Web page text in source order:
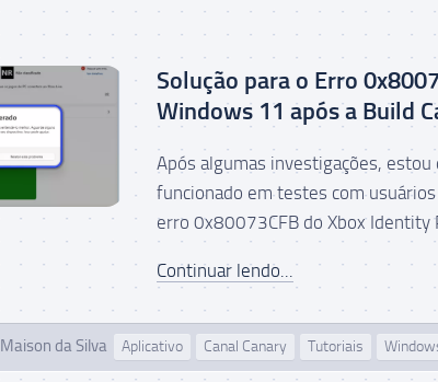
Solução para o Erro
Windows 11 após a Build
Após algumas investigações,
funcionado em testes com
erro 0x80073CFB do Xbox Identity
Continuar lendo...
Maison da Silva Aplicativo Canal Canary Tutoriais